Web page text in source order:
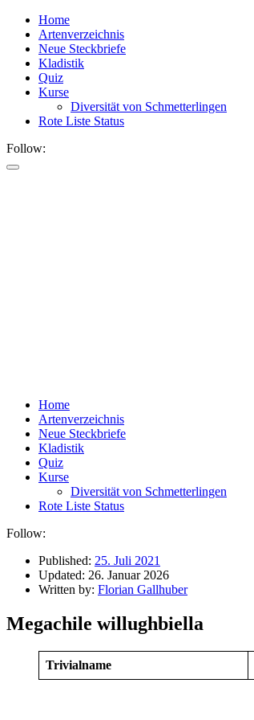
Home
Artenverzeichnis
Neue Steckbriefe
Kladistik
Quiz
Kurse
Diversität von Schmetterlingen
Rote Liste Status
Follow:
Home
Artenverzeichnis
Neue Steckbriefe
Kladistik
Quiz
Kurse
Diversität von Schmetterlingen
Rote Liste Status
Follow:
Published: 25. Juli 2021
Updated: 26. Januar 2026
Written by: Florian Gallhuber
Megachile willughbiella
Trivialname